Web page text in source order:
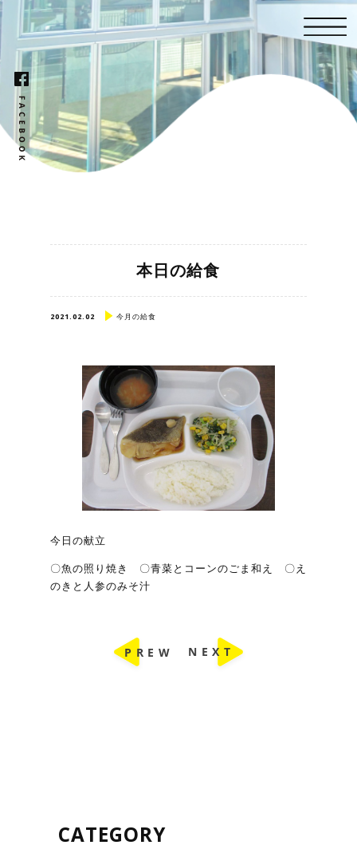
本日の給食
2021.02.02 今月の給食
今日の献立
〇魚の照り焼き 〇青菜とコーンのごま和え 〇え
のきと人参のみそ汁
CATEGORY